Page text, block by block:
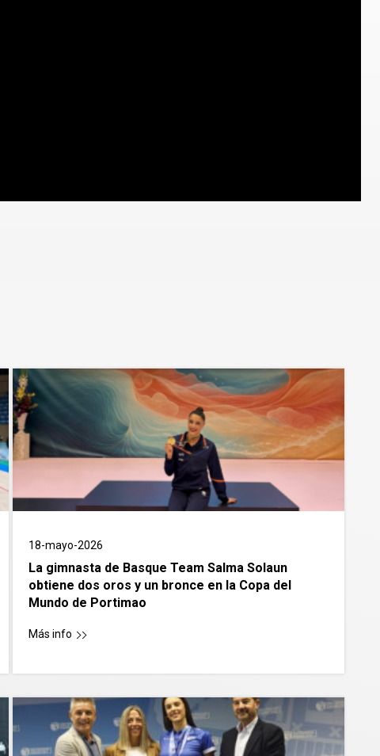
18-mayo-2026
La gimnasta de Basque Team Salma Solaun
obtiene dos oros y un bronce en la Copa del
Mundo de Portimao
Más info